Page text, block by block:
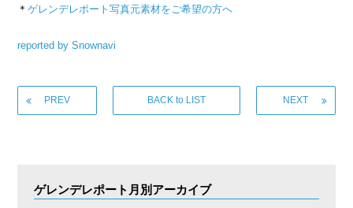
＊ゲレンデレポート写真元素材をご希望の方へ
reported by Snownavi
PREV BACK to LIST NEXT
ゲレンデレポート月別アーカイブ